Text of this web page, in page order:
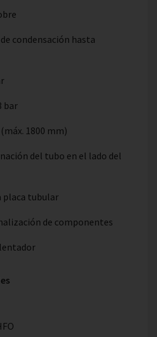
condensación hasta
bar
1800 mm)
del tubo en el lado del
placa tubular
de componentes